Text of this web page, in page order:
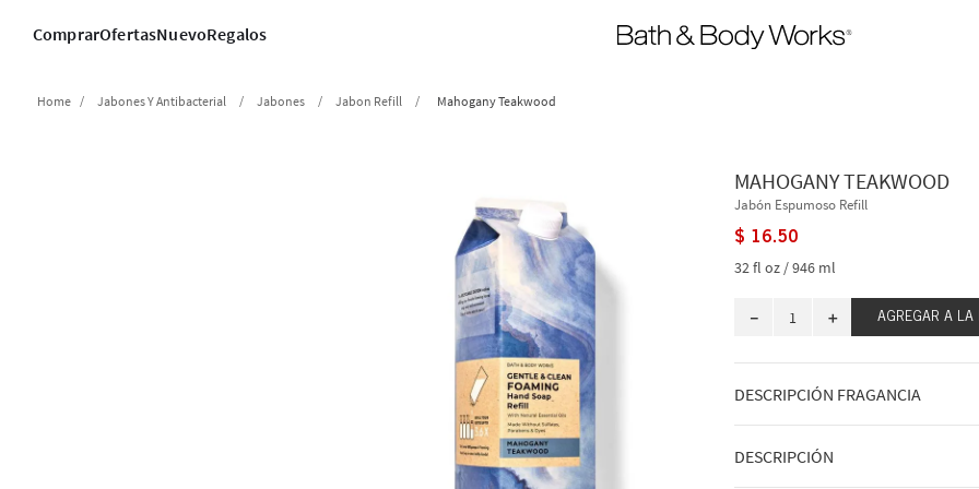
ComprarOfertasNuevoRegalos
Jabones Y Antibacterial Jabones Jabon Refill Mahogany Teakwood
MAHOGANY TEAKWOOD
Jabón Espumoso Refill
$ 16.50
32 fl oz / 946 ml
＋
－ AGREGAR A LA
DESCRIPCIÓN FRAGANCIA
A qué huele: a tomar prestada su
el bosque.
DESCRIPCIÓN